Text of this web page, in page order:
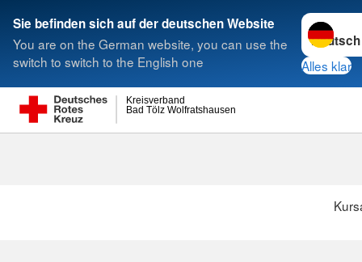
Sie befinden sich auf der deutschen Website
You are on the German website, you can use the
switch to switch to the English one
Sprache
Alles klar
Bad Tölz Wolfratshausen
Kreisverband
Suche